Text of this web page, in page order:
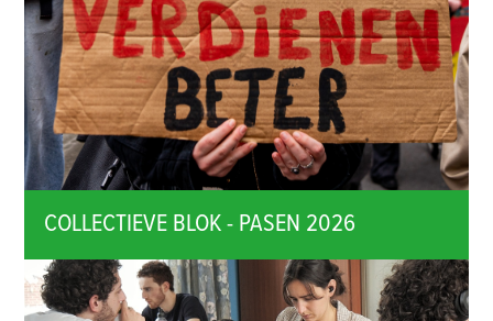
COLLECTIEVE BLOK - PASEN 2026